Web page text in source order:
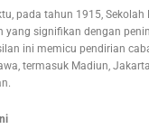
pada tahun 1915, Sekolah
yang signifikan dengan
ini memicu pendirian
termasuk Madiun,